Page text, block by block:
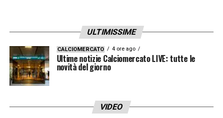
ULTIMISSIME
CALCIOMERCATO 4 ore ago
Ultime notizie Calciomercato LIVE: tutte le
novità del giorno
VIDEO